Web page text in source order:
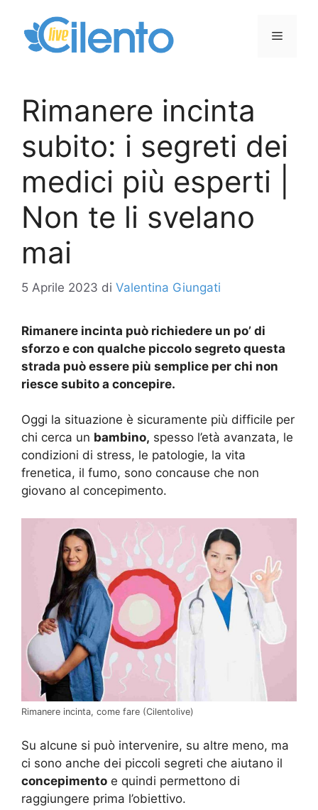
contenuto
Menu
Rimanere incinta
subito: i segreti dei
medici più esperti |
Non te li svelano
mai
5 Aprile 2023 di Valentina Giungati
Rimanere incinta può richiedere un po’ di
sforzo e con qualche piccolo segreto questa
strada può essere più semplice per chi non
riesce subito a concepire.
Oggi la situazione è sicuramente più difficile per
chi cerca un bambino, spesso l’età avanzata, le
condizioni di stress, le patologie, la vita
frenetica, il fumo, sono concause che non
giovano al concepimento.
Rimanere incinta, come fare (Cilentolive)
Su alcune si può intervenire, su altre meno, ma
ci sono anche dei piccoli segreti che aiutano il
concepimento e quindi permettono di
raggiungere prima l’obiettivo.